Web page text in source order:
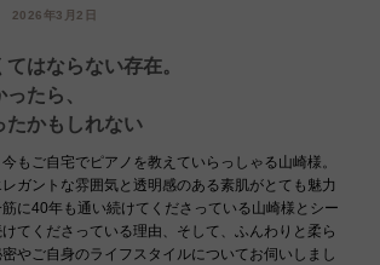
2026年3月2日
はならない存在。
たら、
たかもしれない
もご自宅でピアノを教えていらっしゃる山崎様。
ガントな雰囲気と透明感のある素肌がとても魅力
に40年も通い続けてくださっている山崎様とシー
てくださっている理由、そして、ふんわりと柔ら
やご自身のライフスタイルについてお伺いしまし